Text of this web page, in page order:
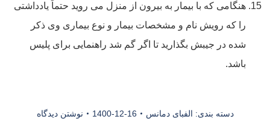
هنگامی که با بیمار به بیرون از منزل می روید حتماً یادداشتی
را که رویش نام و مشخصات بیمار و نوع بیماری وی ذکر
شده در جیبش بگذارید تا اگر گم شد راهنمایی برای پلیس
باشد.
دسته بندی: الفبای دمانس 1400-12-16 نوشتن دیدگاه